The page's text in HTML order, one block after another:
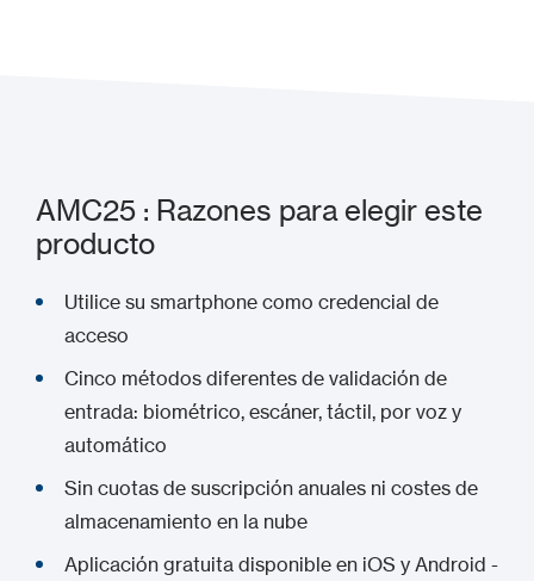
AMC25 : Razones para elegir este
producto
Utilice su smartphone como credencial de
acceso
Cinco métodos diferentes de validación de
entrada: biométrico, escáner, táctil, por voz y
automático
Sin cuotas de suscripción anuales ni costes de
almacenamiento en la nube
Aplicación gratuita disponible en iOS y Android -